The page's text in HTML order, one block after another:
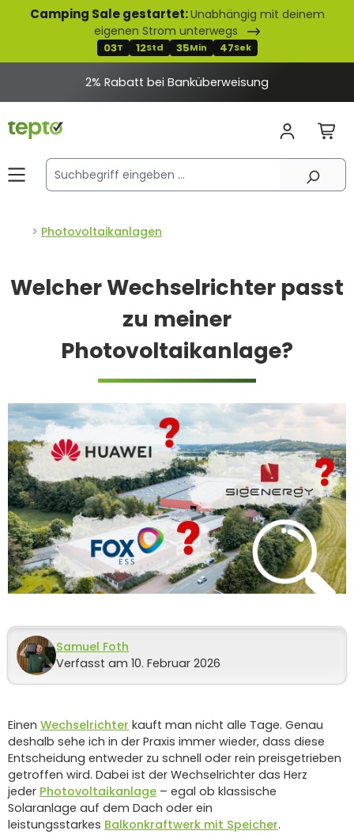
springen
Camping Sale gestartet:Unabhängig mit deinem
eigenen Strom unterwegs
03T 12Std 35Min 46Sek
2% Rabatt bei Banküberweisung
Photovoltaikanlagen
Welcher Wechselrichter passt
zu meiner
Photovoltaikanlage?
Samuel Foth
Verfasst am 10. Februar 2026
Einen Wechselrichter kauft man nicht alle Tage. Genau
deshalb sehe ich in der Praxis immer wieder, dass diese
Entscheidung entweder zu schnell oder rein preisgetrieben
getroffen wird. Dabei ist der Wechselrichter das Herz
jeder Photovoltaikanlage – egal ob klassische
Solaranlage auf dem Dach oder ein
leistungsstarkes Balkonkraftwerk mit Speicher.